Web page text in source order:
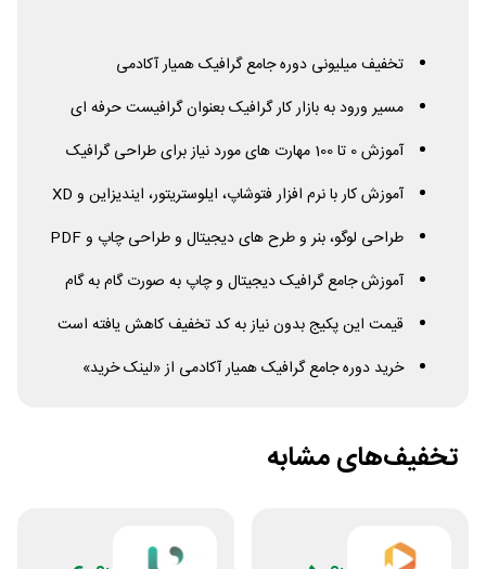
تخفیف میلیونی دوره جامع گرافیک همیار آکادمی
مسیر ورود به بازار کار گرافیک بعنوان گرافیست حرفه ای
آموزش 0 تا 100 مهارت های مورد نیاز برای طراحی گرافیک
آموزش کار با نرم‌ افزار فتوشاپ، ایلوستریتور، ایندیزاین و XD
طراحی لوگو، بنر و طرح های دیجیتال و طراحی چاپ وPDF
آموزش جامع گرافیک دیجیتال و چاپ به صورت گام به گام
قیمت این پکیج بدون نیاز به کد تخفیف کاهش یافته است
خرید دوره جامع گرافیک همیار آکادمی از «لینک خرید»
تخفیف‌های مشابه